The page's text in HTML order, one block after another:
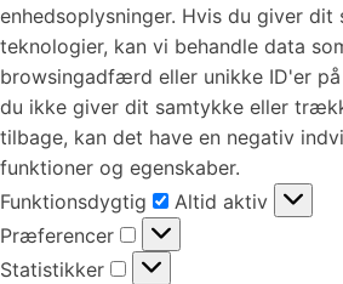
enhedsoplysninger. Hvis du giver dit
teknologier, kan vi behandle data
browsingadfærd eller unikke ID'er
du ikke giver dit samtykke eller
tilbage, kan det have en negativ
funktioner og egenskaber.
Funktionsdygtig
Funktionsdygtig
Altid aktiv
Præferencer
Præferencer
Statistikker
Statistikker